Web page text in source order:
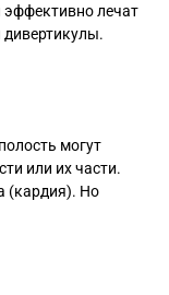
эффективно лечат
могут
или их части.
(кардия). Но